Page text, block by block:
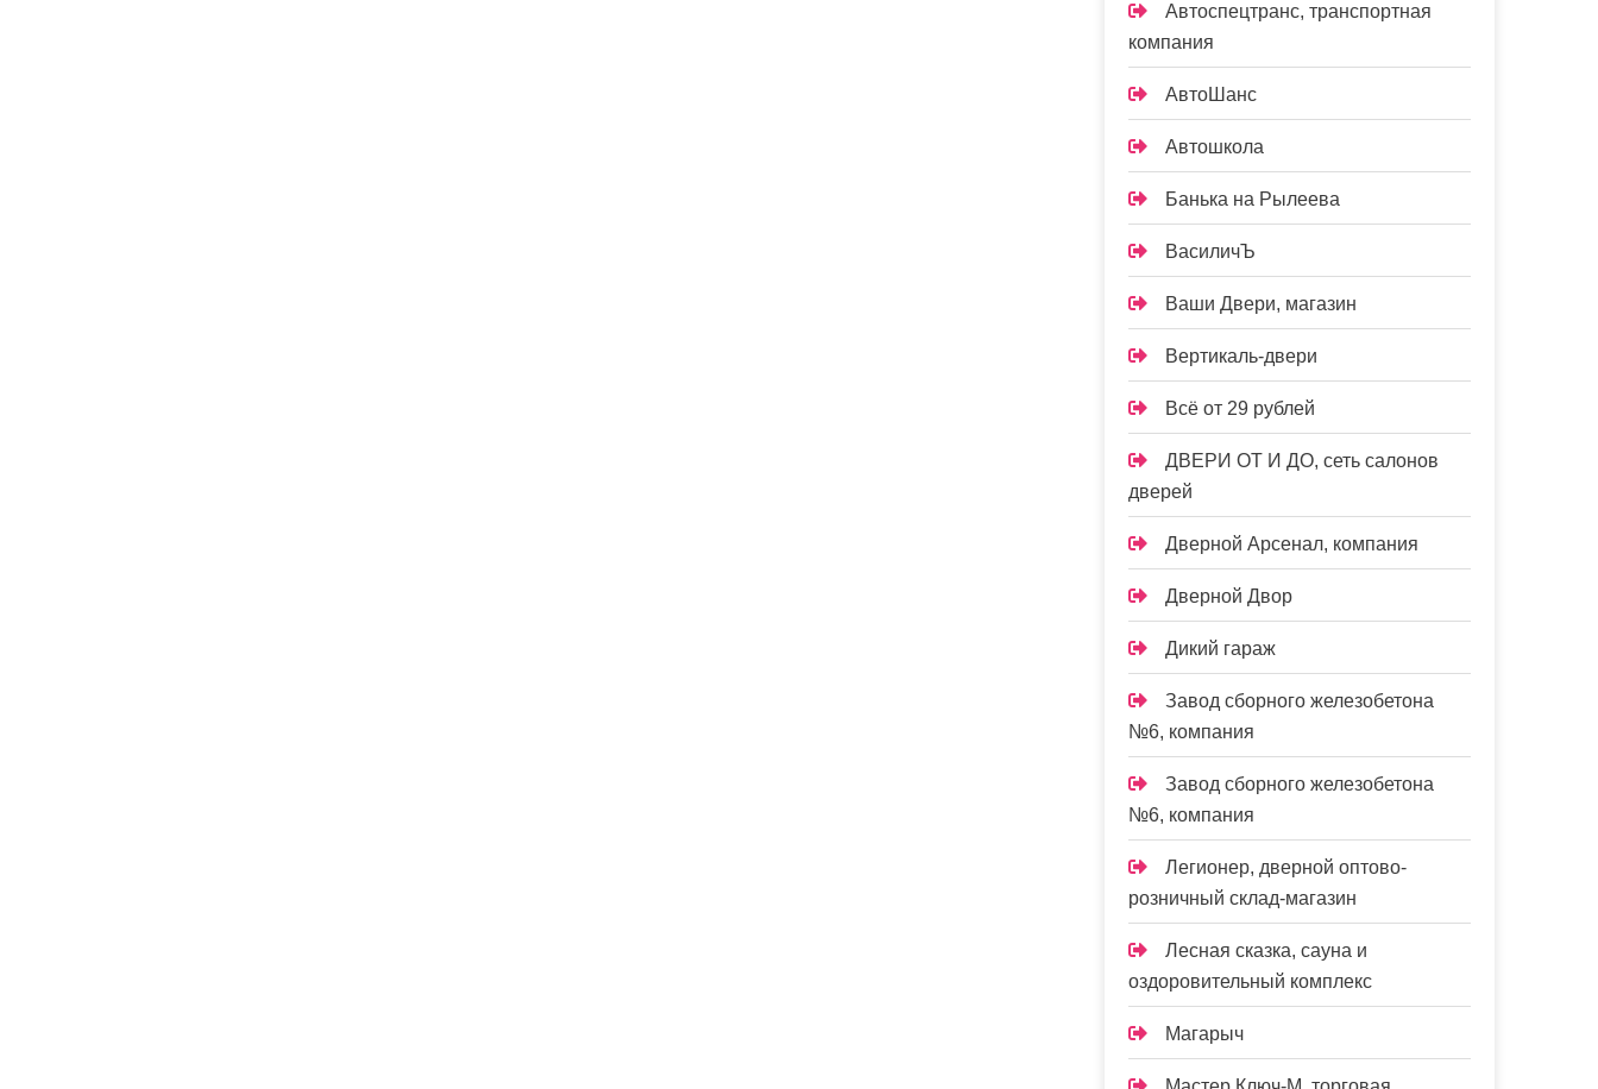
Автоспецтранс, транспортная
компания
АвтоШанс
Автошкола
Банька на Рылеева
ВасиличЪ
Ваши Двери, магазин
Вертикаль-двери
Всё от 29 рублей
ДВЕРИ ОТ И ДО, сеть салонов
дверей
Дверной Арсенал, компания
Дверной Двор
Дикий гараж
Завод сборного железобетона
№6, компания
Завод сборного железобетона
№6, компания
Легионер, дверной оптово-
розничный склад-магазин
Лесная сказка, сауна и
оздоровительный комплекс
Магарыч